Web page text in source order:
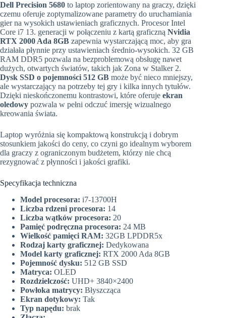
Dell Precision 5680 to laptop zorientowany na graczy, dzięki
czemu oferuje zoptymalizowane parametry do uruchamiania
gier na wysokich ustawieniach graficznych. Procesor Intel
Core i7 13. generacji w połączeniu z kartą graficzną Nvidia
RTX 2000 Ada 8GB zapewnia wystarczającą moc, aby gra
działała płynnie przy ustawieniach średnio-wysokich. 32 GB
RAM DDR5 pozwala na bezproblemową obsługę nawet
dużych, otwartych światów, takich jak Zona w Stalker 2.
Dysk SSD o pojemności 512 GB może być nieco mniejszy,
ale wystarczający na potrzeby tej gry i kilka innych tytułów.
Dzięki nieskończonemu kontrastowi, które oferuje ekran
oledowy pozwala w pełni odczuć imersję wizualnego
kreowania świata.
Laptop wyróżnia się kompaktową konstrukcją i dobrym
stosunkiem jakości do ceny, co czyni go idealnym wyborem
dla graczy z ograniczonym budżetem, którzy nie chcą
rezygnować z płynności i jakości grafiki.
Specyfikacja techniczna
Model procesora: i7-13700H
Liczba rdzeni procesora: 14
Liczba wątków procesora: 20
Pamięć podręczna procesora: 24 MB
Wielkość pamięci RAM: 32GB LPDDR5x
Rodzaj karty graficznej: Dedykowana
Model karty graficznej: RTX 2000 Ada 8GB
Pojemność dysku: 512 GB SSD
Matryca: OLED
Rozdzielczość: UHD+ 3840×2400
Powłoka matrycy: Błyszcząca
Ekran dotykowy: Tak
Typ napędu: brak